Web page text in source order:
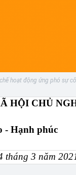
hoạt động ứng phó sự
HỘI CHỦ
- Hạnh phúc
tháng 3 năm